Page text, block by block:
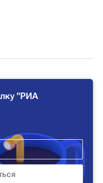
"РИА